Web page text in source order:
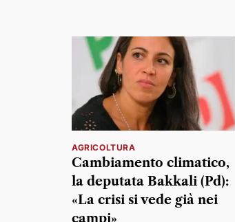
AGRICOLTURA
Cambiamento climatico,
la deputata Bakkali (Pd):
«La crisi si vede già nei
campi»